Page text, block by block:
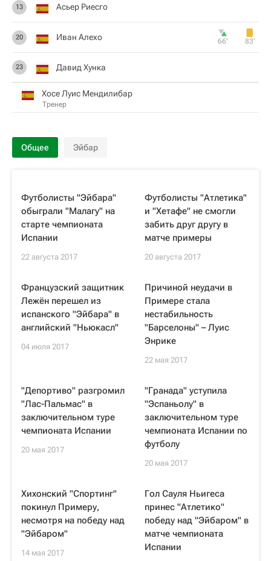
13 Асьер Риесго
20 Иван Алехо 66‎’‎ 83‎’‎
23 Давид Хунка
Хосе Луис Мендилибар
Тренер
Общее Эйбар
Футболисты "Эйбара"
обыграли "Малагу" на
старте чемпионата
Испании
22 августа 2017
Футболисты "Атлетика"
и "Хетафе" не смогли
забить друг другу в
матче примеры
20 августа 2017
Французский защитник
Лежён перешел из
испанского "Эйбара" в
английский "Ньюкасл"
04 июля 2017
Причиной неудачи в
Примере стала
нестабильность
"Барселоны" – Луис
Энрике
22 мая 2017
"Депортиво" разгромил
"Лас-Пальмас" в
заключительном туре
чемпионата Испании
20 мая 2017
"Гранада" уступила
"Эспаньолу" в
заключительном туре
чемпионата Испании по
футболу
20 мая 2017
Хихонский "Спортинг"
покинул Примеру,
несмотря на победу над
"Эйбаром"
14 мая 2017
Гол Сауля Ньигеса
принес "Атлетико"
победу над "Эйбаром" в
матче чемпионата
Испании